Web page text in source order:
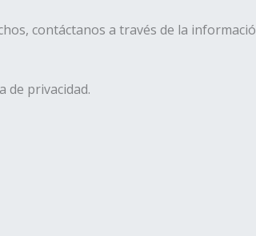
contáctanos a través de la
de privacidad.